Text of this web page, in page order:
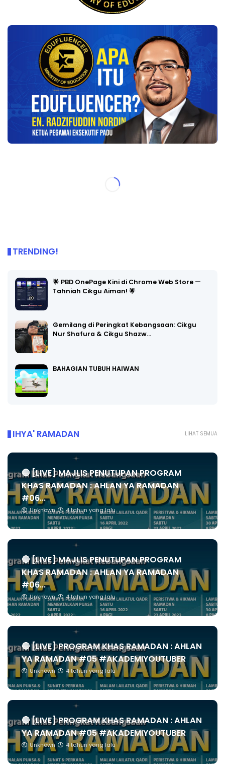
TRENDING!
🌟 PBD OnePage Kini di Chrome Web Store —
Tahniah Cikgu Aiman! 🌟
Gemilang di Peringkat Kebangsaan: Cikgu
Nur Shafura & Cikgu Shazw…
BAHAGIAN TUBUH HAIWAN
LIHAT SEMUA
IHYA' RAMADAN
🔴 [LIVE] MAJLIS PENUTUPAN PROGRAM
KHAS RAMADAN : AHLAN YA RAMADAN
#06...
Unknown 4 tahun yang lalu
🔴 [LIVE] MAJLIS PENUTUPAN PROGRAM
KHAS RAMADAN : AHLAN YA RAMADAN
#06...
Unknown 4 tahun yang lalu
🔴 [LIVE] PROGRAM KHAS RAMADAN : AHLAN
YA RAMADAN #05 #AKADEMIYOUTUBER
Unknown 4 tahun yang lalu
🔴 [LIVE] PROGRAM KHAS RAMADAN : AHLAN
YA RAMADAN #05 #AKADEMIYOUTUBER
Unknown 4 tahun yang lalu